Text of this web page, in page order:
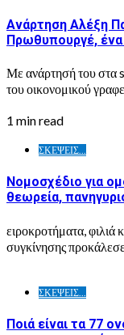
Ανάρτηση Αλέξη
Πρωθυπουργέ,
Με ανάρτησή του στα
του οικονομικού
1 min read
ΣΚΕΨΕΙΣ...
Νομοσχέδιο για
θεωρεία,
ειροκροτήματα, φιλιά
συγκίνησης
ΣΚΕΨΕΙΣ...
Ποιά είναι τα 77